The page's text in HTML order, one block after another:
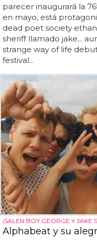
parecer inaugurará la
en mayo, está
dead poet society
sheriff llamado jake...
strange way of life
festival...
¡SALEN BOY GEORGE Y JAKE
Alphabeat y su